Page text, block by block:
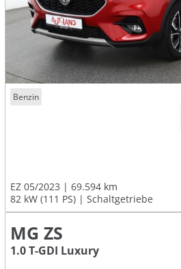
Benzin
EZ 05/2023
69.594 km
82 kW (111 PS)
Schaltgetriebe
MG ZS
1.0 T-GDI Luxury